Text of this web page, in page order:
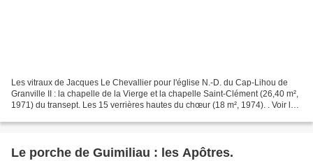
Les vitraux de Jacques Le Chevallier pour l'église N.-D. du Cap-Lihou de
Granville II : la chapelle de la Vierge et la chapelle Saint-Clément (26,40 m²,
1971) du transept. Les 15 verrières hautes du chœur (18 m², 1974). . Voir le
Le porche de Guimiliau : les Apôtres.